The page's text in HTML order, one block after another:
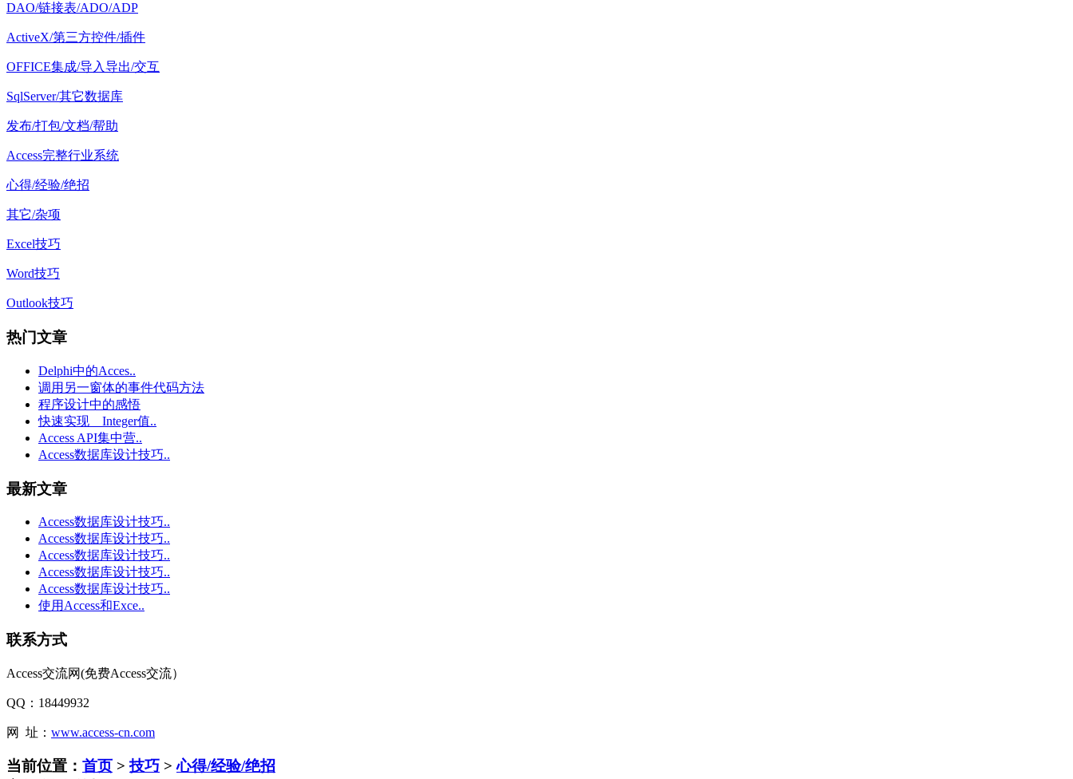
DAO/链接表/ADO/ADP
ActiveX/第三方控件/插件
OFFICE集成/导入导出/交互
SqlServer/其它数据库
发布/打包/文档/帮助
Access完整行业系统
心得/经验/绝招
其它/杂项
Excel技巧
Word技巧
Outlook技巧
热门文章
Delphi中的Acces..
调用另一窗体的事件代码方法
程序设计中的感悟
快速实现 Integer值..
Access API集中营..
Access数据库设计技巧..
最新文章
Access数据库设计技巧..
Access数据库设计技巧..
Access数据库设计技巧..
Access数据库设计技巧..
Access数据库设计技巧..
使用Access和Exce..
联系方式
Access交流网(免费Access交流）
QQ：18449932
网 址： www.access-cn.com
当前位置： 首页 >技巧 >心得/经验/绝招